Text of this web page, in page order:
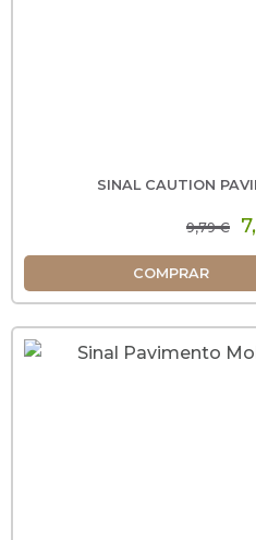
SINAL CAUTION
9,79 €
COMPRAR